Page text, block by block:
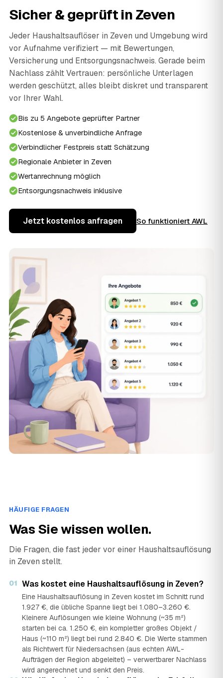
Sicher & geprüft in Zeven
Jeder Haushaltsauflöser in Zeven und Umgebung wird
vor Aufnahme verifiziert — mit Bewertungen,
Versicherung und Entsorgungsnachweis. Gerade beim
Nachlass zählt Vertrauen: persönliche Unterlagen
werden geschützt, alles bleibt diskret und transparent
vor Ihrer Wahl.
Bis zu 5 Angebote geprüfter Partner
Kostenlose & unverbindliche Anfrage
Verbindlicher Festpreis statt Schätzung
Regionale Anbieter in Zeven
Wertanrechnung möglich
Entsorgungsnachweis inklusive
Jetzt kostenlos anfragen So funktioniert AWL
HÄUFIGE FRAGEN
Was Sie wissen wollen.
Die Fragen, die fast jeder vor einer Haushaltsauflösung
in Zeven stellt.
01 Was kostet eine Haushaltsauflösung in Zeven?
Eine Haushaltsauflösung in Zeven kostet im Schnitt rund
1.927 €, die übliche Spanne liegt bei 1.080–3.260 €.
Kleinere Auflösungen wie kleine Wohnung (~35 m²)
starten bei ca. 1.250 €, ein kompletter großes Objekt /
Haus (~110 m²) liegt bei rund 2.840 €. Die Werte stammen
als Richtwert für Niedersachsen (aus echten AWL-
Aufträgen der Region abgeleitet) – verwertbarer Nachlass
wird angerechnet und senkt den Preis.